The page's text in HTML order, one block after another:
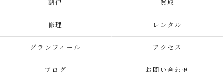
調律 買取
修理 レンタル
グランフィール アクセス
ブログ お問い合わせ